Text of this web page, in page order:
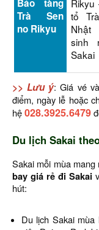
Bảo tàng
Trà Sen
no Rikyu
Rikyu
tổ
Nhật
sinh
Sakai
>> Lưu ý: Giá vé
điểm, ngày lễ hoặc
hệ028.3925.6479
Du lịch Sakai
Sakai mỗi mùa
bay giá rẻ đi Sakai
hút:
Du lịch Sakai